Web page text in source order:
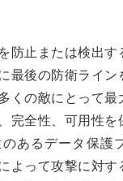
防止または検出す
最後の防衛ライン
くの敵にとって最
完全性、可用性を
あるデータ保護
よって攻撃に対す